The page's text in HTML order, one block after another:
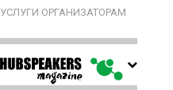
УСЛУГИ ОРГАНИЗАТОРАМ